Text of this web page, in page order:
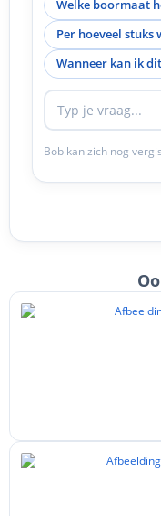
Welke boormaat
Per hoeveel
Wanneer kan ik
Bob kan zich nog